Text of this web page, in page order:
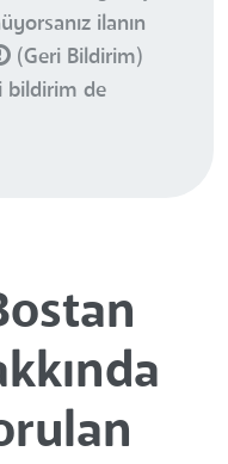
ilanın
(Geri Bildirim)
bildirim de